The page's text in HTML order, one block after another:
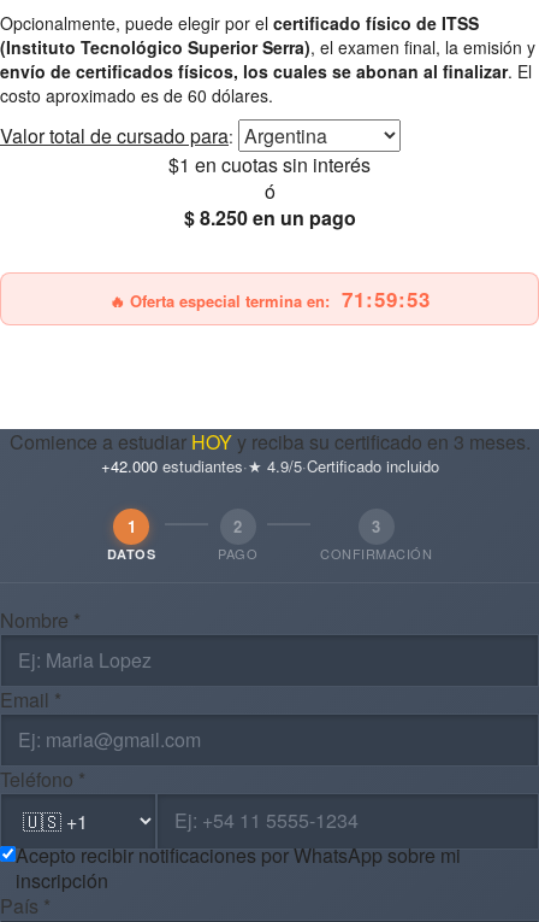
Opcionalmente, puede elegir por el certificado físico de ITSS
(Instituto Tecnológico Superior Serra), el examen final, la emisión y
envío de certificados físicos, los cuales se abonan al finalizar. El
costo aproximado es de 60 dólares.
Valor total de cursado para:
$1 en cuotas sin interés
ó
$ 8.250en un pago
🔥 Oferta especial termina en: 71:59:51
Comience a estudiar HOYy reciba su certificado en 3 meses.
+42.000estudiantes·★ 4.9/5·Certificado incluido
1
DATOS
2
PAGO
3
CONFIRMACIÓN
Nombre *
Email *
Teléfono *
Acepto recibir notificaciones por WhatsApp sobre mi
inscripción
País *